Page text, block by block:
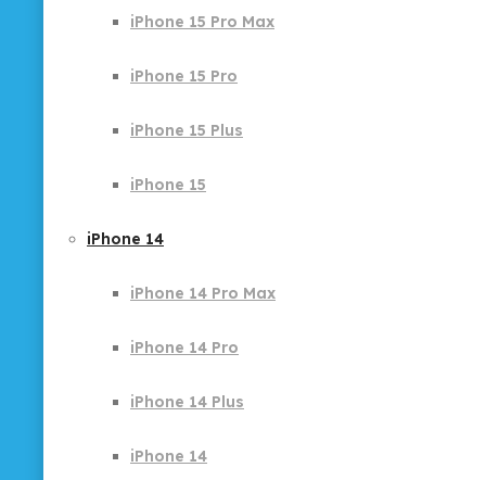
iPhone 15 Pro Max
iPhone 15 Pro
iPhone 15 Plus
iPhone 15
iPhone 14
iPhone 14 Pro Max
iPhone 14 Pro
iPhone 14 Plus
iPhone 14